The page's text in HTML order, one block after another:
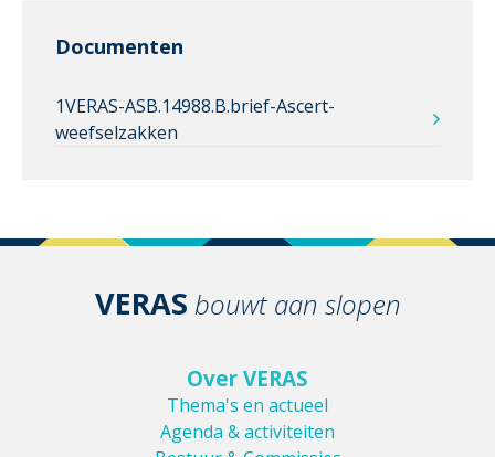
Documenten
1VERAS-ASB.14988.B.brief-Ascert-
weefselzakken
VERAS bouwt aan slopen
Over VERAS
Thema's en actueel
Agenda & activiteiten